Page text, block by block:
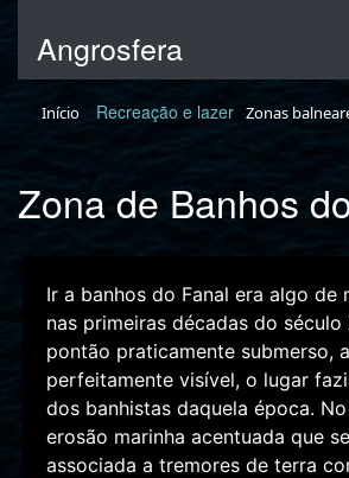
Angrosfera
Início Recreação e lazer Zonas
Zona de Banhos
Ir a banhos do Fanal era algo de
nas primeiras décadas do século
pontão praticamente submerso,
perfeitamente visível, o lugar
dos banhistas daquela época.
erosão marinha acentuada que
associada a tremores de terra